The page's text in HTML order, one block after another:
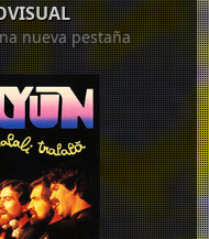
nueva pestaña